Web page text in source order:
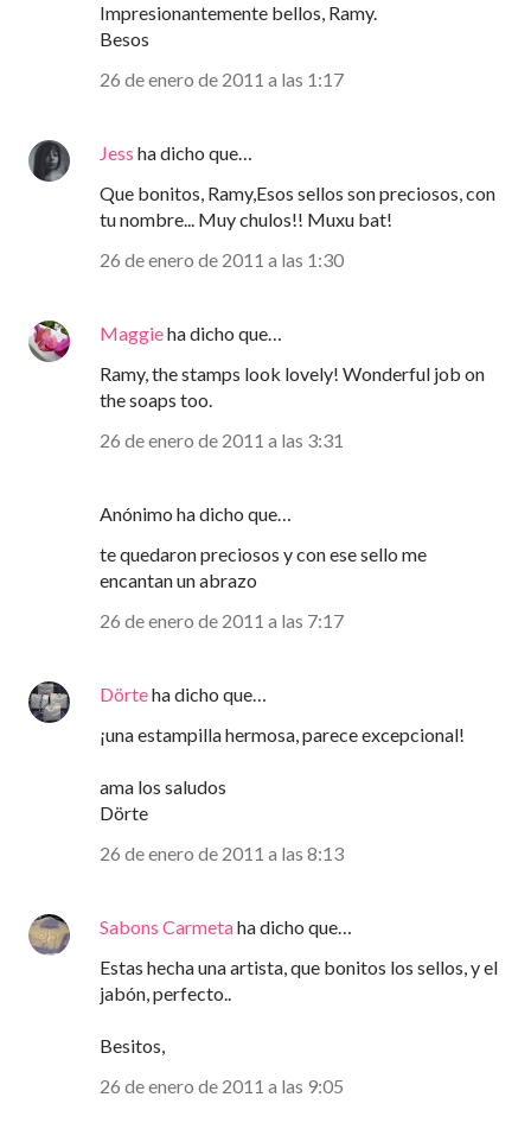
Impresionantemente bellos, Ramy.
Besos
26 de enero de 2011 a las 1:17
Jess ha dicho que…
Que bonitos, Ramy,Esos sellos son preciosos, con
tu nombre... Muy chulos!! Muxu bat!
26 de enero de 2011 a las 1:30
Maggieha dicho que…
Ramy, the stamps look lovely! Wonderful job on
the soaps too.
26 de enero de 2011 a las 3:31
Anónimo ha dicho que…
te quedaron preciosos y con ese sello me
encantan un abrazo
26 de enero de 2011 a las 7:17
Dörteha dicho que…
¡una estampilla hermosa, parece excepcional!
ama los saludos
Dörte
26 de enero de 2011 a las 8:13
Sabons Carmetaha dicho que…
Estas hecha una artista, que bonitos los sellos, y el
jabón, perfecto..
Besitos,
26 de enero de 2011 a las 9:05